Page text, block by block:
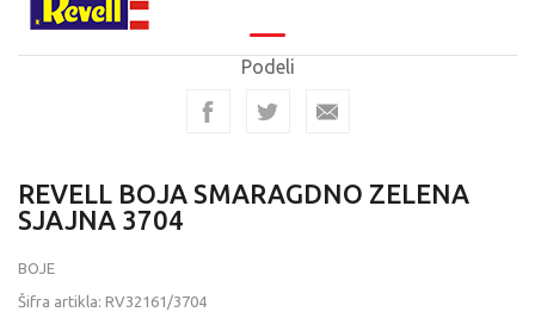
Podeli
REVELL BOJA SMARAGDNO ZELENA
SJAJNA 3704
BOJE
Šifra artikla: RV32161/3704